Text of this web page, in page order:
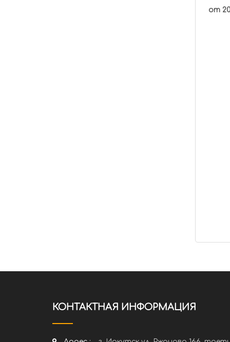
от
КОНТАКТНАЯ ИНФОРМАЦИЯ